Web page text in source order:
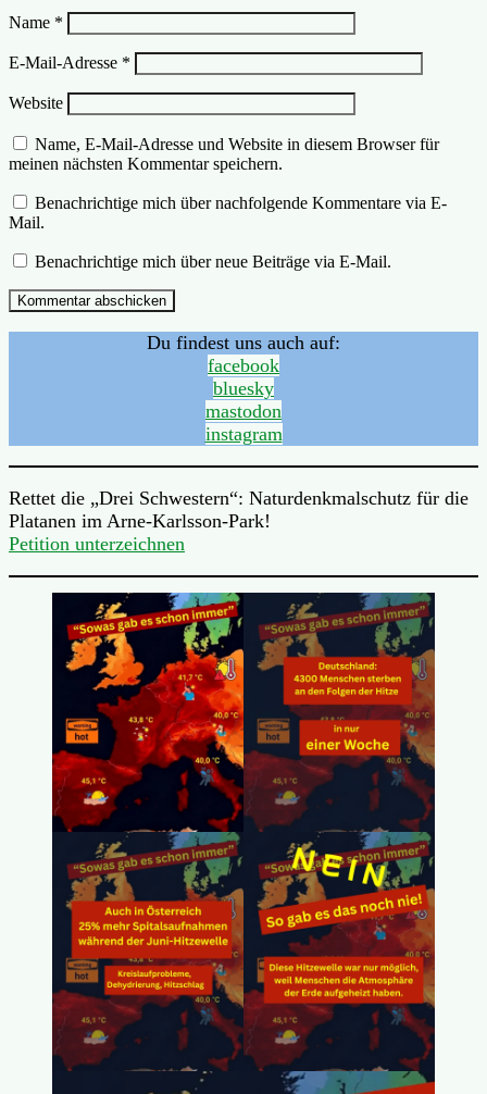
Name *
E-Mail-Adresse *
Website
Name, E-Mail-Adresse und Website in diesem Browser für
meinen nächsten Kommentar speichern.
Benachrichtige mich über nachfolgende Kommentare via E-
Mail.
Benachrichtige mich über neue Beiträge via E-Mail.
Du findest uns auch auf:
facebook
bluesky
mastodon
instagram
Rettet die „Drei Schwestern“: Naturdenkmalschutz für die
Platanen im Arne-Karlsson-Park!
Petition unterzeichnen